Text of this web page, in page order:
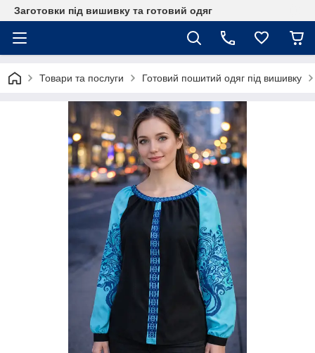
Заготовки під вишивку та готовий одяг
Товари та послуги Готовий пошитий одяг під вишивку